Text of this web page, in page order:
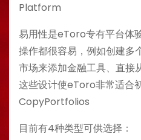
Platform
易用性是eToro专有平台体
操作都很容易，例如创建多
市场来添加金融工具、直接
这些设计使eToro非常适合
CopyPortfolios
目前有4种类型可供选择：